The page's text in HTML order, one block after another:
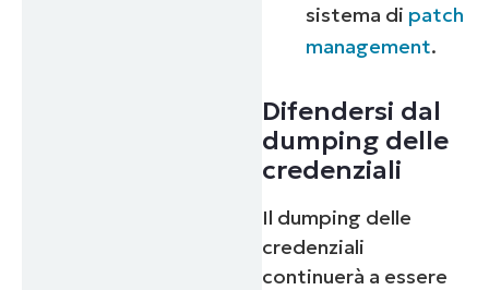
sistema di patch
management.
Difendersi dal
dumping delle
credenziali
Il dumping delle
credenziali
continuerà a essere